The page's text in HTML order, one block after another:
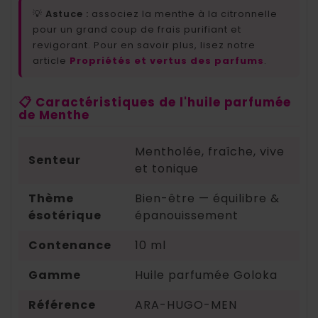
💡 Astuce : associez la menthe à la citronnelle
pour un grand coup de frais purifiant et
revigorant. Pour en savoir plus, lisez notre
article Propriétés et vertus des parfums.
📋 Caractéristiques de l'huile parfumée
de Menthe
Senteur
Mentholée, fraîche, vive
et tonique
Thème
ésotérique
Bien-être — équilibre &
épanouissement
Contenance
10 ml
Gamme
Huile parfumée Goloka
Référence
ARA-HUGO-MEN